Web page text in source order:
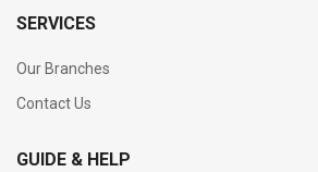
SERVICES
Our Branches
Contact Us
GUIDE & HELP